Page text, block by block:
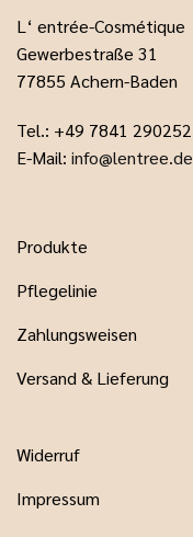
L‘ entrée-Cosmétique
Gewerbestraße 31
77855 Achern-Baden
Tel.: +49 7841 290252
E-Mail: info@lentree.de
Produkte
Pflegelinie
Zahlungsweisen
Versand & Lieferung
Widerruf
Impressum